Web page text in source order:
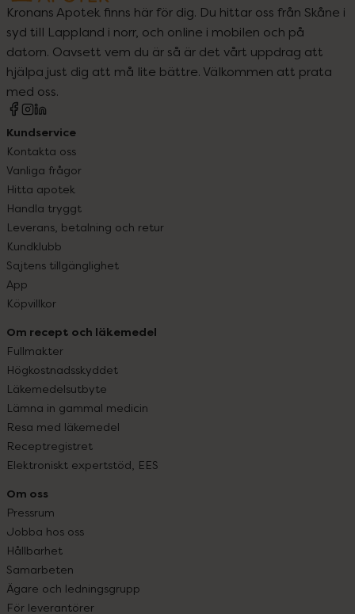
Kronans Apotek finns här för dig. Du hittar oss från Skåne i
syd till Lappland i norr, och online i mobilen och på
datorn. Oavsett vem du är så är det vårt uppdrag att
hjälpa just dig att må lite bättre. Välkommen att prata
med oss.
Kundservice
Kontakta oss
Vanliga frågor
Hitta apotek
Handla tryggt
Leverans, betalning och retur
Kundklubb
Sajtens tillgänglighet
App
Köpvillkor
Om recept och läkemedel
Fullmakter
Högkostnadsskyddet
Läkemedelsutbyte
Lämna in gammal medicin
Resa med läkemedel
Receptregistret
Elektroniskt expertstöd, EES
Om oss
Pressrum
Jobba hos oss
Hållbarhet
Samarbeten
Ägare och ledningsgrupp
För leverantörer